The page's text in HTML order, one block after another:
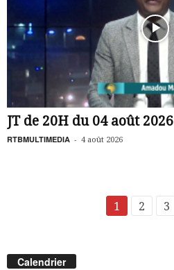
JT de 20H du 04 août 2026
RTBMULTIMEDIA - 4 août 2026
1 2 3
Calendrier